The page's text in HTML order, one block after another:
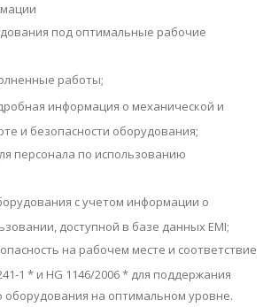
под оптимальные рабочие
работы;
информация о механической и
и безопасности оборудования;
персонала по использованию
с учетом информации о
доступной в базе данных EMI;
на рабочем месте и соответствие
1 * и HG 1146/2006 * для поддержания
оборудования на оптимальном уровне.